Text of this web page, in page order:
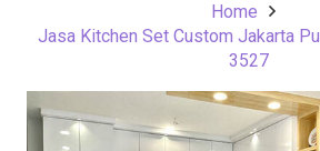
Home
Jasa Kitchen Set Custom Jakarta
3527